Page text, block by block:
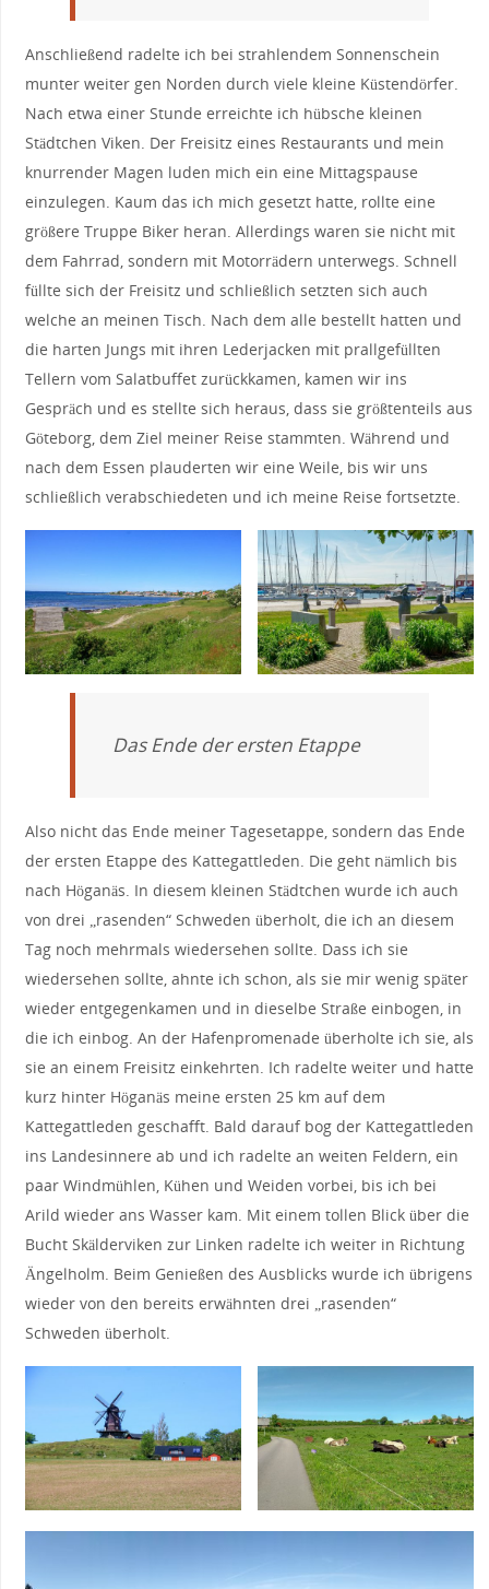
Anschließend radelte ich bei strahlendem Sonnenschein
munter weiter gen Norden durch viele kleine Küstendörfer.
Nach etwa einer Stunde erreichte ich hübsche kleinen
Städtchen Viken. Der Freisitz eines Restaurants und mein
knurrender Magen luden mich ein eine Mittagspause
einzulegen. Kaum das ich mich gesetzt hatte, rollte eine
größere Truppe Biker heran. Allerdings waren sie nicht mit
dem Fahrrad, sondern mit Motorrädern unterwegs. Schnell
füllte sich der Freisitz und schließlich setzten sich auch
welche an meinen Tisch. Nach dem alle bestellt hatten und
die harten Jungs mit ihren Lederjacken mit prallgefüllten
Tellern vom Salatbuffet zurückkamen, kamen wir ins
Gespräch und es stellte sich heraus, dass sie größtenteils aus
Göteborg, dem Ziel meiner Reise stammten. Während und
nach dem Essen plauderten wir eine Weile, bis wir uns
schließlich verabschiedeten und ich meine Reise fortsetzte.
Das Ende der ersten Etappe
Also nicht das Ende meiner Tagesetappe, sondern das Ende
der ersten Etappe des Kattegattleden. Die geht nämlich bis
nach Höganäs. In diesem kleinen Städtchen wurde ich auch
von drei „rasenden“ Schweden überholt, die ich an diesem
Tag noch mehrmals wiedersehen sollte. Dass ich sie
wiedersehen sollte, ahnte ich schon, als sie mir wenig später
wieder entgegenkamen und in dieselbe Straße einbogen, in
die ich einbog. An der Hafenpromenade überholte ich sie, als
sie an einem Freisitz einkehrten. Ich radelte weiter und hatte
kurz hinter Höganäs meine ersten 25 km auf dem
Kattegattleden geschafft. Bald darauf bog der Kattegattleden
ins Landesinnere ab und ich radelte an weiten Feldern, ein
paar Windmühlen, Kühen und Weiden vorbei, bis ich bei
Arild wieder ans Wasser kam. Mit einem tollen Blick über die
Bucht Skälderviken zur Linken radelte ich weiter in Richtung
Ängelholm. Beim Genießen des Ausblicks wurde ich übrigens
wieder von den bereits erwähnten drei „rasenden“
Schweden überholt.